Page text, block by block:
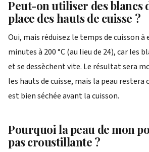
Peut-on utiliser des blancs
place des hauts de cuisse ?
Oui, mais réduisez le temps de cuisson à
minutes à 200 °C (au lieu de 24), car les
et se dessèchent vite. Le résultat sera
les hauts de cuisse, mais la peau
est bien séchée avant la cuisson.
Pourquoi la peau de mon
pas croustillante ?